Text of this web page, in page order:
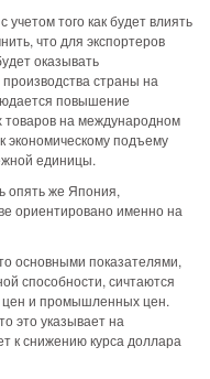
того как будет влиять
что для экспортеров
оказывать
страны на
повышение
товаров на международном
экономическому подъему
единицы.
опять же Япония,
ориентировано именно на
основными показателями,
способности, сичтаются
цен и промышленных цен.
это указывает на
к снижению курса доллара